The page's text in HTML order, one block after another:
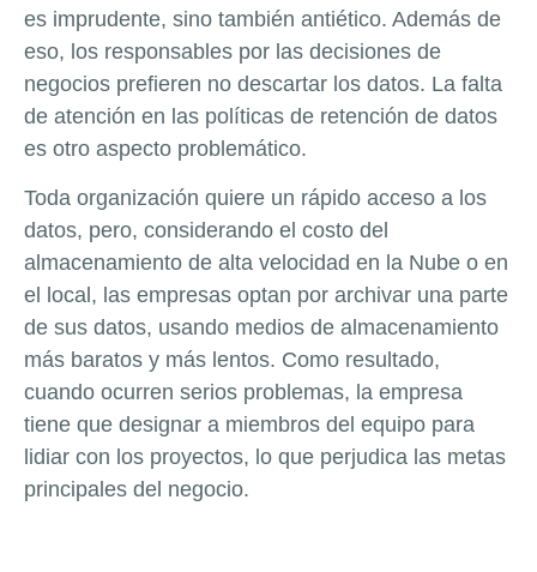
es imprudente, sino también antiético. Además de
eso, los responsables por las decisiones de
negocios prefieren no descartar los datos. La falta
de atención en las políticas de retención de datos
es otro aspecto problemático.
Toda organización quiere un rápido acceso a los
datos, pero, considerando el costo del
almacenamiento de alta velocidad en la Nube o en
el local, las empresas optan por archivar una parte
de sus datos, usando medios de almacenamiento
más baratos y más lentos. Como resultado,
cuando ocurren serios problemas, la empresa
tiene que designar a miembros del equipo para
lidiar con los proyectos, lo que perjudica las metas
principales del negocio.